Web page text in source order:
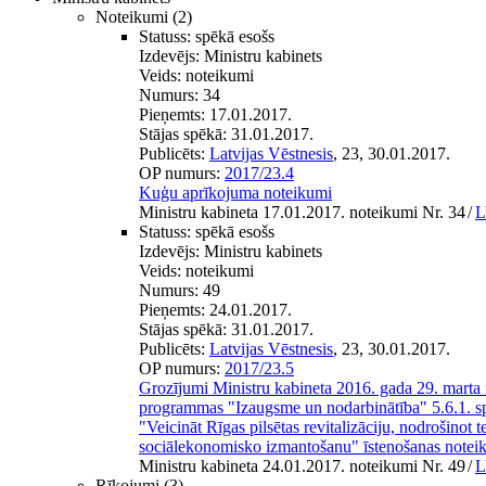
Noteikumi (2)
Statuss: spēkā esošs
Izdevējs: Ministru kabinets
Veids: noteikumi
Numurs: 34
Pieņemts: 17.01.2017.
Stājas spēkā: 31.01.2017.
Publicēts: Latvijas Vēstnesis, 23, 30.01.2017.
OP numurs: 2017/23.4
Kuģu aprīkojuma noteikumi
Ministru kabineta 17.01.2017. noteikumi Nr. 34/
Statuss: spēkā esošs
Izdevējs: Ministru kabinets
Veids: noteikumi
Numurs: 49
Pieņemts: 24.01.2017.
Stājas spēkā: 31.01.2017.
Publicēts: Latvijas Vēstnesis, 23, 30.01.2017.
OP numurs: 2017/23.5
Grozījumi Ministru kabineta 2016. gada 29.
programmas "Izaugsme un nodarbinātība" 5.6.1.
"Veicināt Rīgas pilsētas revitalizāciju, nodrošinot
sociālekonomisko izmantošanu" īstenošanas
Ministru kabineta 24.01.2017. noteikumi Nr. 49/